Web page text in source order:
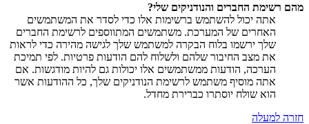
מהם רשימת החברים והנודניקים שלי?
אתה יכול להשתמש ברשימות אלו כדי לסדר את המשתמשים
האחרים של המערכת. משתמשים המתווספים לרשימת החברים
שלך ירשמו בלוח הבקרה למשתמש שלך לגישה מהירה כדי לראות
את מצב החיבור שלהם ולשלוח להם הודעות פרטיות. לפי תמיכת
הערכה, הודעות ממשתמשים אלו יכולות גם להיות מודגשות. אם
אתה מוסיף משתמש לרשימת הנודניקים שלך, כל ההודעות אשר
הוא שולח יוסתרו כברירת מחדל.
חזרה למעלה